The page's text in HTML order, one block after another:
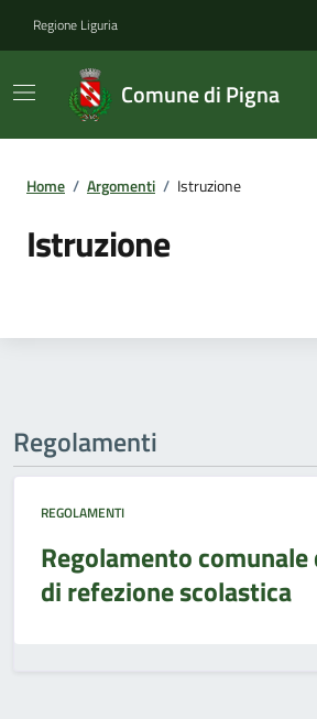
Regione Liguria
Comune di Pigna
Home / Argomenti / Istruzione
Istruzione
Regolamenti
REGOLAMENTI
Regolamento
di refezione scolastica